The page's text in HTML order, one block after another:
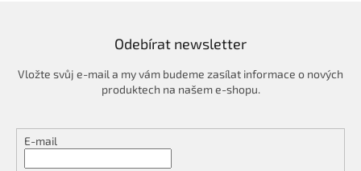
Odebírat newsletter
Vložte svůj e-mail a my vám budeme zasílat informace o nových
produktech na našem e-shopu.
E-mail